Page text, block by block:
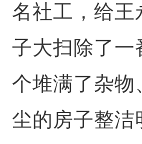
名社工，给王
子大扫除了一
个堆满了杂物
尘的房子整洁